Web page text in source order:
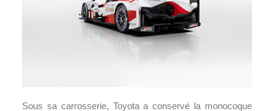
Sous sa carrosserie, Toyota a conservé la monocoque